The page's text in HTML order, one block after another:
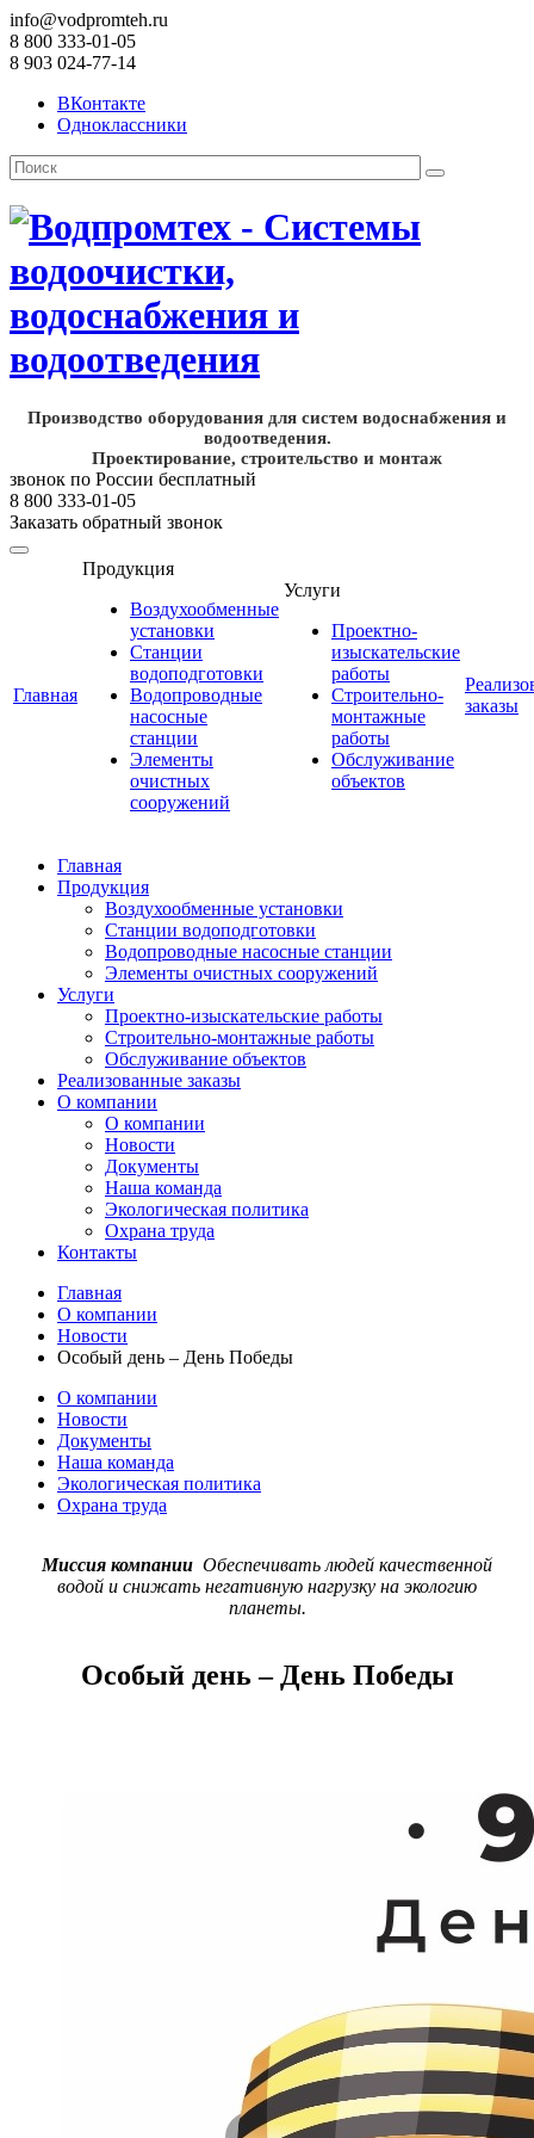
info@vodpromteh.ru
8 800 333-01-05
8 903 024-77-14
ВКонтакте
Одноклассники
Производство оборудования для систем водоснабжения и
водоотведения.
Проектирование, строительство и монтаж
звонок по России бесплатный
8 800 333-01-05
Заказать обратный звонок
Главная
Продукция
Воздухообменные
установки
Станции
водоподготовки
Водопроводные
насосные
станции
Элементы
очистных
сооружений
Услуги
Проектно-
изыскательские
работы
Строительно-
монтажные
работы
Обслуживание
объектов
заказы
Главная
Продукция
Воздухообменные установки
Станции водоподготовки
Водопроводные насосные станции
Элементы очистных сооружений
Услуги
Проектно-изыскательские работы
Строительно-монтажные работы
Обслуживание объектов
Реализованные заказы
О компании
О компании
Новости
Документы
Наша команда
Экологическая политика
Охрана труда
Контакты
Главная
О компании
Новости
Особый день – День Победы
О компании
Новости
Документы
Наша команда
Экологическая политика
Охрана труда
Миссия компании Обеспечивать людей качественной
водой и снижать негативную нагрузку на экологию
планеты.
Особый день – День Победы